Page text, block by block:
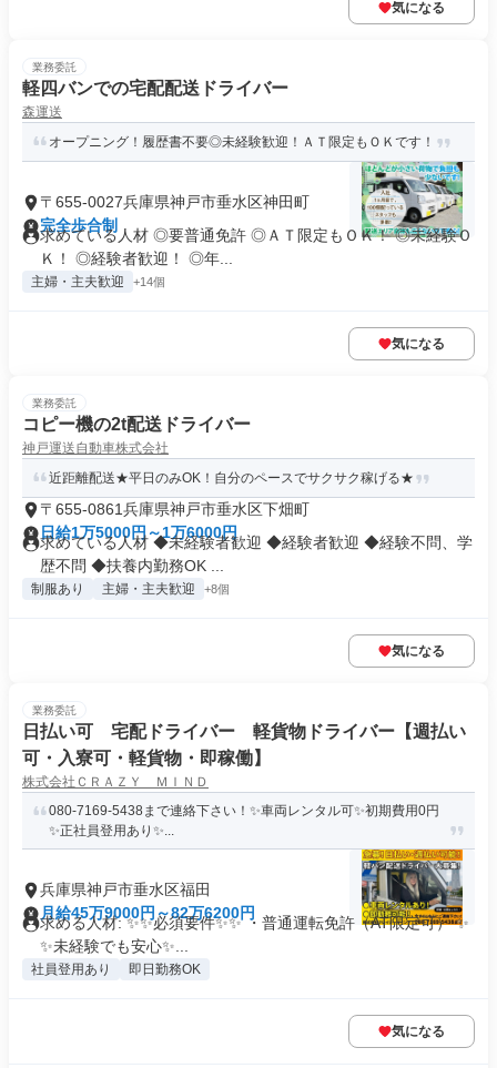
気になる
業務委託
軽四バンでの宅配配送ドライバー
森運送
オープニング！履歴書不要◎未経験歓迎！ＡＴ限定もＯＫです！
〒655-0027兵庫県神戸市垂水区神田町
完全歩合制
求めている人材 ◎要普通免許 ◎ＡＴ限定もＯＫ！ ◎未経験Ｏ
Ｋ！ ◎経験者歓迎！ ◎年...
主婦・主夫歓迎 +14個
気になる
業務委託
コピー機の2t配送ドライバー
神戸運送自動車株式会社
近距離配送★平日のみOK！自分のペースでサクサク稼げる★
〒655-0861兵庫県神戸市垂水区下畑町
日給1万5000円～1万6000円
求めている人材 ◆未経験者歓迎 ◆経験者歓迎 ◆経験不問、学
歴不問 ◆扶養内勤務OK ...
制服あり 主婦・主夫歓迎 +8個
気になる
業務委託
日払い可 宅配ドライバー 軽貨物ドライバー【週払い
可・入寮可・軽貨物・即稼働】
株式会社ＣＲＡＺＹ ＭＩＮＤ
080-7169-5438まで連絡下さい！✨車両レンタル可✨初期費用0円
✨正社員登用あり✨...
兵庫県神戸市垂水区福田
月給45万9000円～82万6200円
求める人材: ✨✨必須要件✨✨ ・普通運転免許（AT限定可） ✨
✨未経験でも安心✨...
社員登用あり 即日勤務OK
気になる